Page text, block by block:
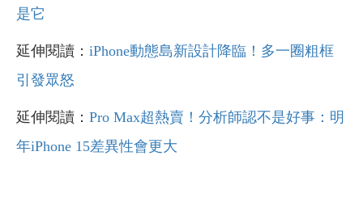
是它
延伸閱讀： iPhone動態島新設計降臨！多一圈粗框
引發眾怒
延伸閱讀： Pro Max超熱賣！分析師認不是好事：明
年iPhone 15差異性會更大